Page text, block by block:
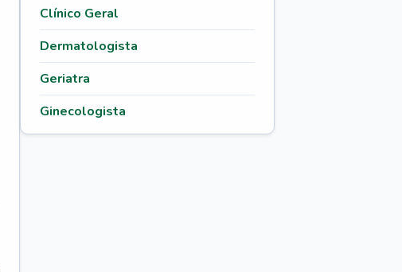
Clínico Geral
Dermatologista
Geriatra
Ginecologista